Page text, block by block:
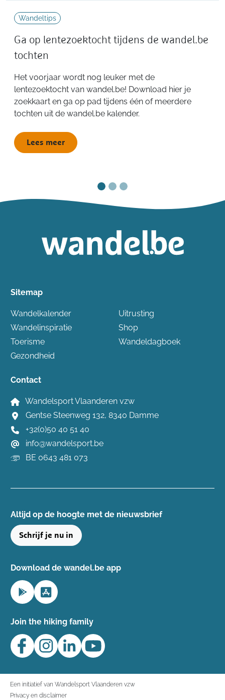
Wandeltips
Ga op lentezoektocht tijdens de wandel.be
tochten
Het voorjaar wordt nog leuker met de
lentezoektocht van wandel.be! Download hier je
zoekkaart en ga op pad tijdens één of meerdere
tochten uit de wandel.be kalender.
Lees meer
Sitemap
Wandelkalender
Wandelinspiratie
Toerisme
Gezondheid
Uitrusting
Shop
Wandeldagboek
Contact
Wandelsport Vlaanderen vzw
Gentse Steenweg 132, 8340 Damme
+32(0)50 40 51 40
info@wandelsport.be
BE 0643 481 073
Altijd op de hoogte ​met de nieuwsbrief
Schrijf je nu in
Download de wandel.be app
Join the hiking family
Een initiatief van Wandelsport Vlaanderen vzw
Privacy en disclaimer